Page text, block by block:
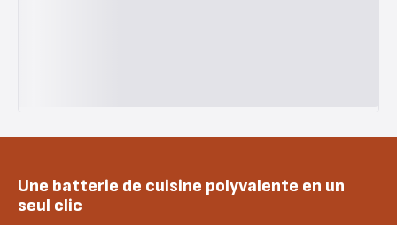
Une batterie de cuisine polyvalente en un
seul clic